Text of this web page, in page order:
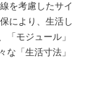
を考慮したサイ
により、生活し
「モジュール」
な「生活寸法」